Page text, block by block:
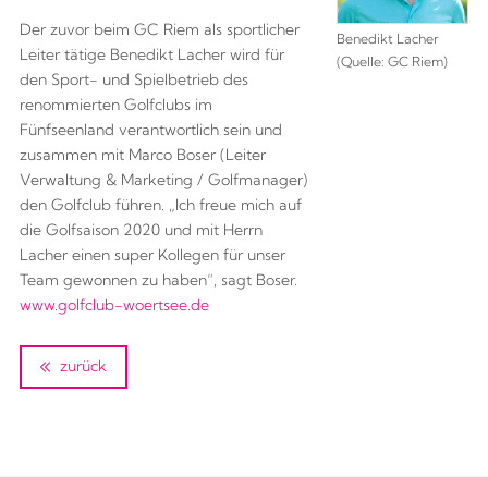
Der zuvor beim GC Riem als sportlicher
Leiter tätige Benedikt Lacher wird für
den Sport- und Spielbetrieb des
renommierten Golfclubs im
Fünfseenland verantwortlich sein und
zusammen mit Marco Boser (Leiter
Verwaltung & Marketing / Golfmanager)
den Golfclub führen. „Ich freue mich auf
die Golfsaison 2020 und mit Herrn
Lacher einen super Kollegen für unser
Team gewonnen zu haben“, sagt Boser.
www.golfclub-woertsee.de
Benedikt Lacher
(Quelle: GC Riem)
zurück